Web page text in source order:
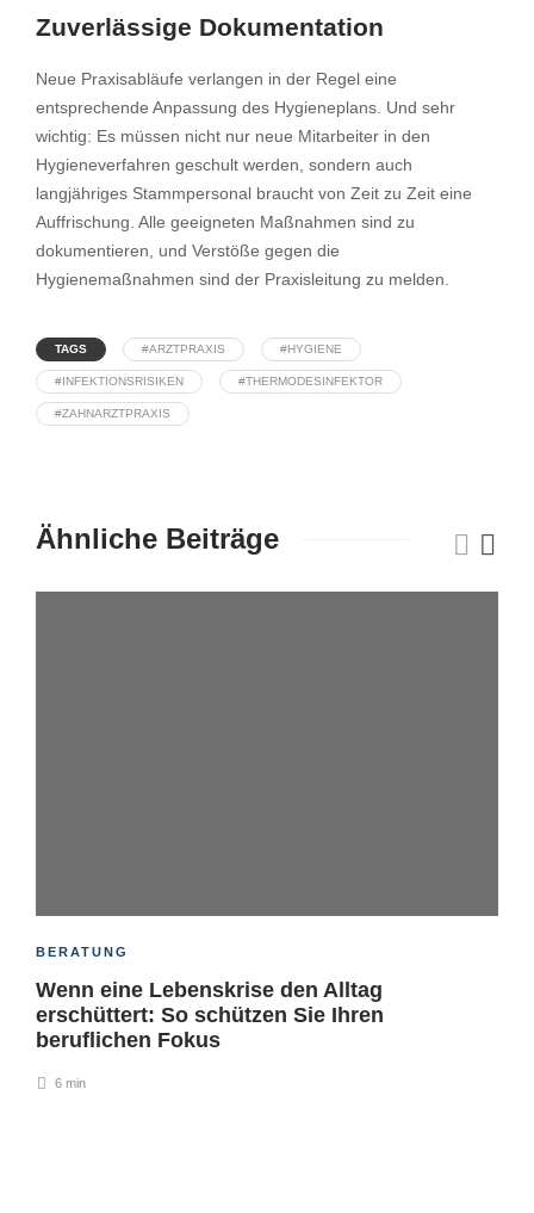
Zuverlässige Dokumentation
Neue Praxisabläufe verlangen in der Regel eine
entsprechende Anpassung des Hygieneplans. Und sehr
wichtig: Es müssen nicht nur neue Mitarbeiter in den
Hygieneverfahren geschult werden, sondern auch
langjähriges Stammpersonal braucht von Zeit zu Zeit eine
Auffrischung. Alle geeigneten Maßnahmen sind zu
dokumentieren, und Verstöße gegen die
Hygienemaßnahmen sind der Praxisleitung zu melden.
TAGS #ARZTPRAXIS #HYGIENE
#INFEKTIONSRISIKEN #THERMODESINFEKTOR
#ZAHNARZTPRAXIS
Ähnliche Beiträge
BERATUNG
Wenn eine Lebenskrise den Alltag
erschüttert: So schützen Sie Ihren
beruflichen Fokus
6 min